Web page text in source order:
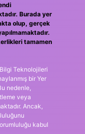
Burada yer
olup, gerçek
tamamen
Teknolojileri
bir Yer
nedenle,
veya
Ancak,
kabul